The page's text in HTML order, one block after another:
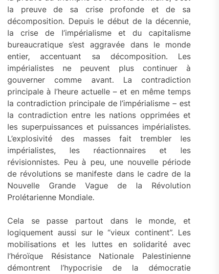
la preuve de sa crise profonde et de sa
décomposition. Depuis le début de la décennie,
la crise de l’impérialisme et du capitalisme
bureaucratique s’est aggravée dans le monde
entier, accentuant sa décomposition. Les
impérialistes ne peuvent plus continuer à
gouverner comme avant. La contradiction
principale à l’heure actuelle – et en même temps
la contradiction principale de l’impérialisme – est
la contradiction entre les nations opprimées et
les superpuissances et puissances impérialistes.
L’explosivité des masses fait trembler les
impérialistes, les réactionnaires et les
révisionnistes. Peu à peu, une nouvelle période
de révolutions se manifeste dans le cadre de la
Nouvelle Grande Vague de la Révolution
Prolétarienne Mondiale.
Cela se passe partout dans le monde, et
logiquement aussi sur le “vieux continent”. Les
mobilisations et les luttes en solidarité avec
l’héroïque Résistance Nationale Palestinienne
démontrent l’hypocrisie de la démocratie